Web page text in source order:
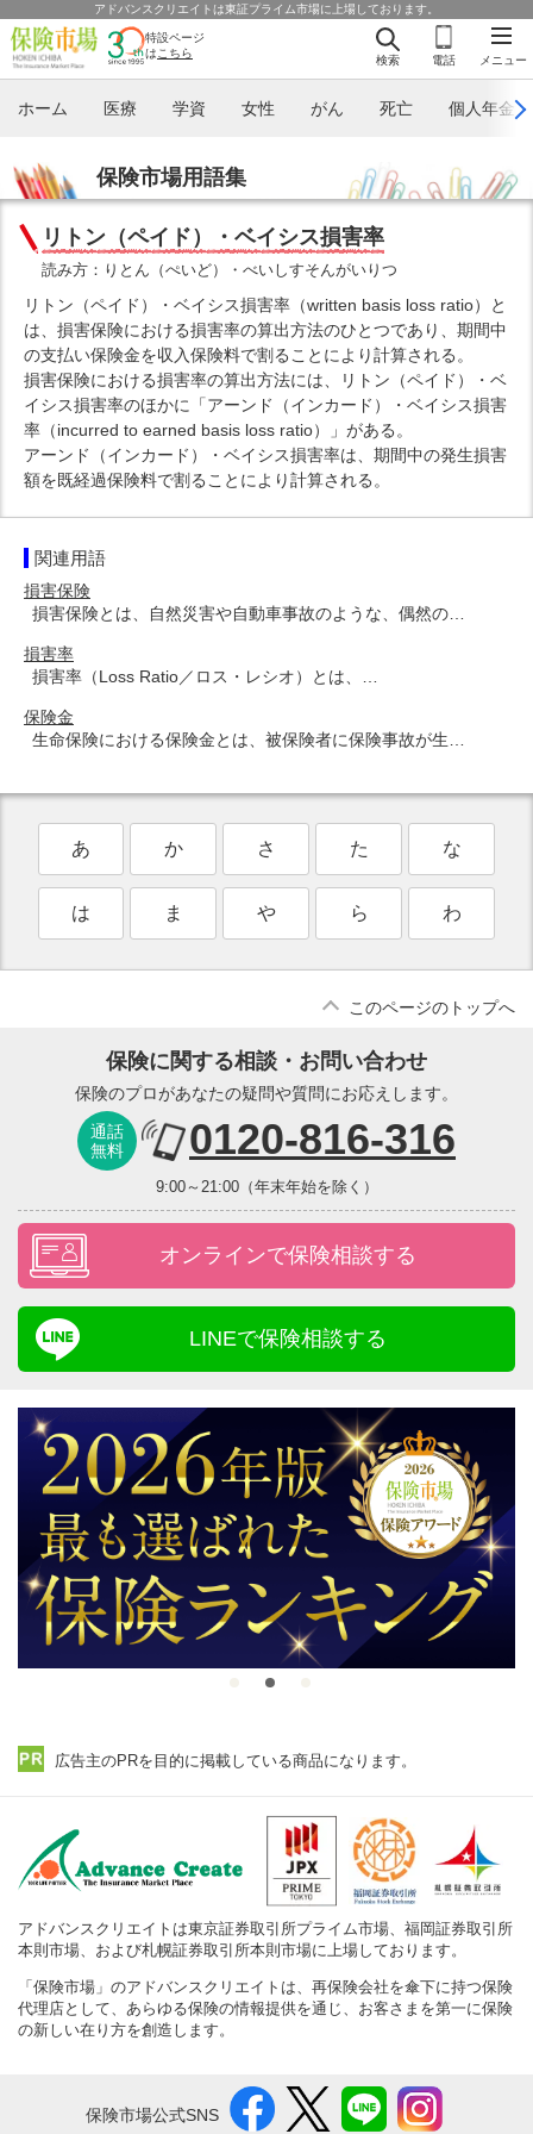
アドバンスクリエイトは東証プライム市場に上場しております。
メニュー
検索 電話
特設ページ
は こちら
ホーム 医療 学資 女性 がん 死亡 個人年金
保険市場用語集
リトン（ペイド）・ベイシス損害率
読み方：りとん（ぺいど）・べいしすそんがいりつ
リトン（ペイド）・ベイシス損害率（written basis loss ratio）と
は、損害保険における損害率の算出方法のひとつであり、期間中
の支払い保険金を収入保険料で割ることにより計算される。
損害保険における損害率の算出方法には、リトン（ペイド）・ベ
イシス損害率のほかに「アーンド（インカード）・ベイシス損害
率（incurred to earned basis loss ratio）」がある。
アーンド（インカード）・ベイシス損害率は、期間中の発生損害
額を既経過保険料で割ることにより計算される。
関連用語
損害保険
損害保険とは、自然災害や自動車事故のような、偶然の…
損害率
損害率（Loss Ratio／ロス・レシオ）とは、…
保険金
生命保険における保険金とは、被保険者に保険事故が生…
あ か さ た な
は ま や ら わ
このページのトップへ
保険に関する相談・お問い合わせ
保険のプロがあなたの疑問や質問にお応えします。
通話
無料
0120-816-316
9:00～21:00（年末年始を除く）
オンラインで保険相談する
LINEで保険相談する
広告主のPRを目的に掲載している商品になります。
アドバンスクリエイトは東京証券取引所プライム市場、福岡証券取引所
本則市場、および札幌証券取引所本則市場に上場しております。
「保険市場」のアドバンスクリエイトは、再保険会社を傘下に持つ保険
代理店として、あらゆる保険の情報提供を通じ、お客さまを第一に保険
の新しい在り方を創造します。
保険市場公式SNS